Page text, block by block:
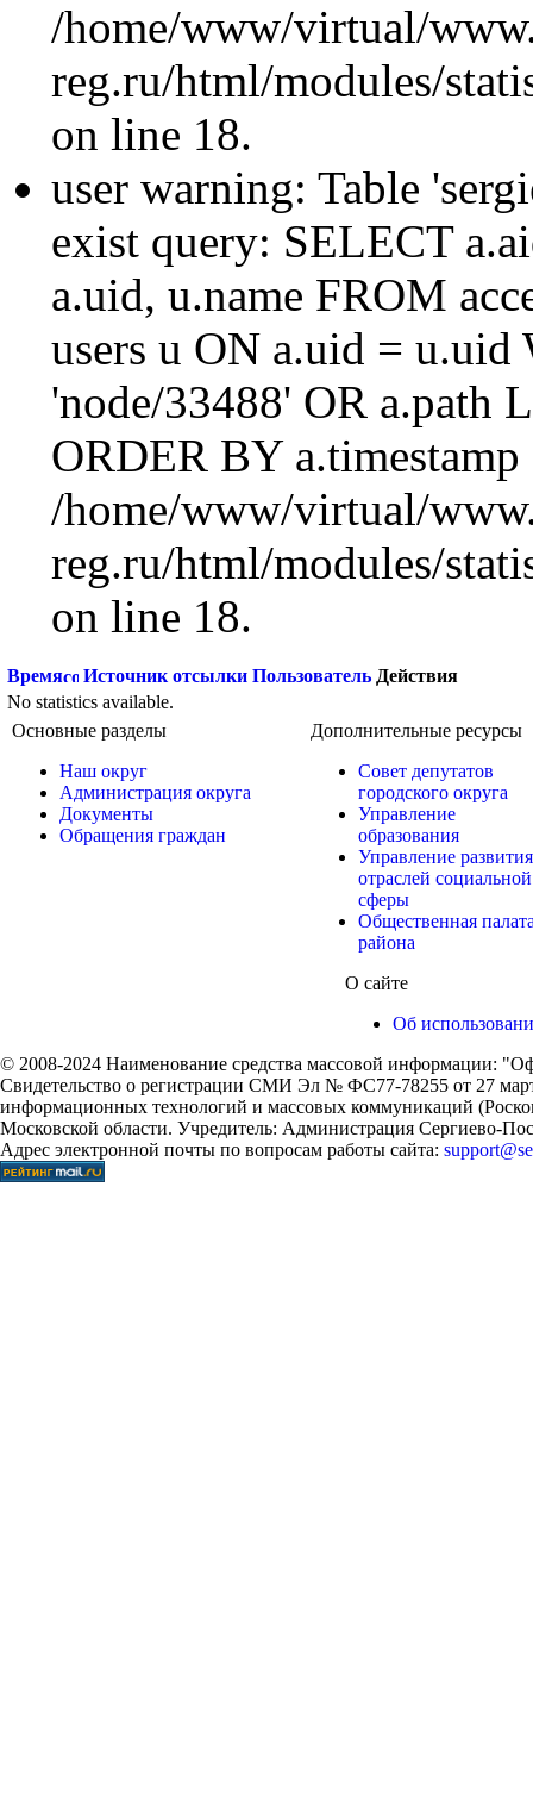
/home/www/virtual/
reg.ru/html/modules/
on line 18.
user warning: Table
exist query: SELECT
a.uid, u.name FROM
users u ON a.uid = u.uid
'node/33488' OR a.path
ORDER BY
/home/www/virtual/
reg.ru/html/modules/
on line 18.
Время Источник отсылки Пользователь Действия
No statistics available.
Основные разделы
Наш округ
Администрация округа
Документы
Обращения граждан
Дополнительные ресурсы
Совет депутатов
городского округа
Управление
образования
Управление развития
отраслей социальной
сферы
Общественная
района
О сайте
Об
© 2008-2024 Наименование средства массовой информации:
Свидетельство о регистрации СМИ Эл № ФС77-78255 от 27
информационных технологий и массовых коммуникаций
Московской области. Учредитель: Администрация Сергиево-
Адрес электронной почты по вопросам работы сайта: